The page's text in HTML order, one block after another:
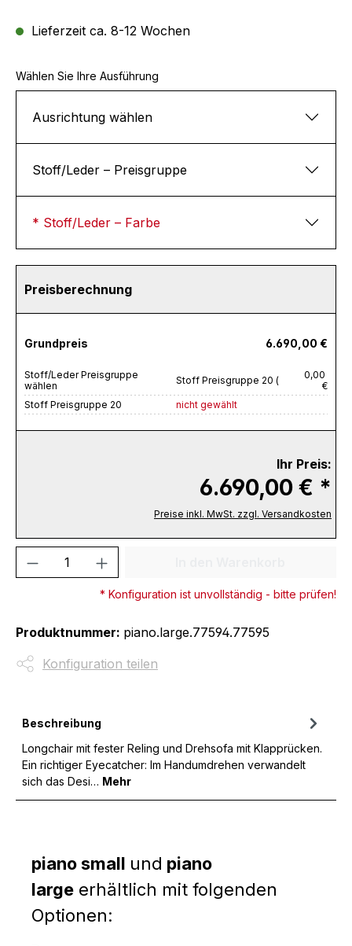
Lieferzeit ca. 8-12 Wochen
Wählen Sie Ihre Ausführung
Ausrichtung wählen
Stoff/Leder – Preisgruppe
* Stoff/Leder – Farbe
Preisberechnung
Grundpreis 6.690,00 €
Stoff/Leder Preisgruppe
wählen
Stoff Preisgruppe 20 (
0,00
€
Stoff Preisgruppe 20
nicht gewählt
Ihr Preis:
6.690,00 € *
Preise inkl. MwSt. zzgl. Versandkosten
Produkt Anzahl: Gib den
* Konfiguration ist unvollständig - bitte prüfen!
Produktnummer: piano.large.77594.77595
Konfiguration teilen
Beschreibung
Longchair mit fester Reling und Drehsofa mit Klapprücken.
Ein richtiger Eyecatcher: Im Handumdrehen verwandelt
sich das Desi… Mehr
piano small und piano
large erhältlich mit folgenden
Optionen: